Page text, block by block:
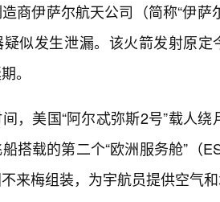
商伊萨尔航天公司（简称“伊萨
似发生泄漏。该火箭发射原
。
，美国“阿尔忒弥斯2号”载人
搭载的第二个“欧洲服务舱”（
来梅组装，为宇航员提供空气